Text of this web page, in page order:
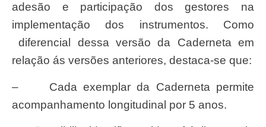
adesão e participação dos gestores na
implementação dos instrumentos. Como
diferencial dessa versão da Caderneta em
relação ás versões anteriores, destaca-se que:
– Cada exemplar da Caderneta permite
acompanhamento longitudinal por 5 anos.